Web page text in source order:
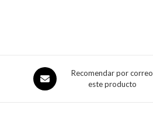
Recomendar por correo
este producto